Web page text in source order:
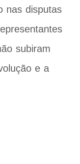
nas disputas
subiram
e a